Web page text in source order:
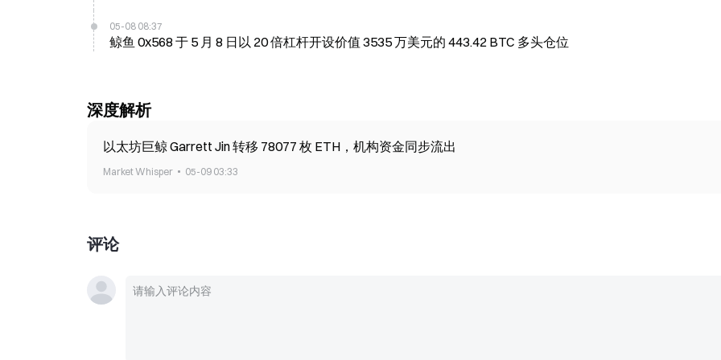
05-08 08:37
鲸鱼 0x568 于 5 月 8 日以 20 倍杠杆开设价值 3535 万美元的 443.42 BTC 多头仓位
深度解析
以太坊巨鲸 Garrett Jin 转移 78077 枚 ETH，机构资金同步流出
Market Whisper 05-09 03:33
评论